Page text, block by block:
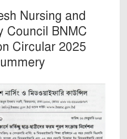
Nursing and
Council BNMC
Circular 2025